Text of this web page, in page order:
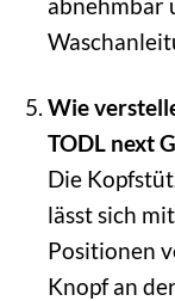
Wie
TODL next
Die
lässt sich
Positionen
Knopf an